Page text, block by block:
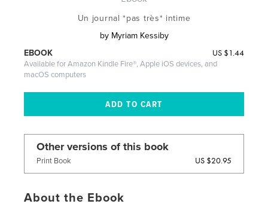
Un journal *pas très* intime
by Myriam Kessiby
US $1.44
EBOOK
Available for Amazon Kindle Fire®, Apple iOS devices, and
macOS computers
Other versions of this book
Print Book US $20.95
About the Ebook